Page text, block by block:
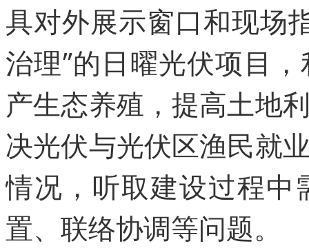
具对外展示窗口和现场
治理”的日曜光伏项目
产生态养殖，提高土地
决光伏与光伏区渔民就
情况，听取建设过程中
置、联络协调等问题。